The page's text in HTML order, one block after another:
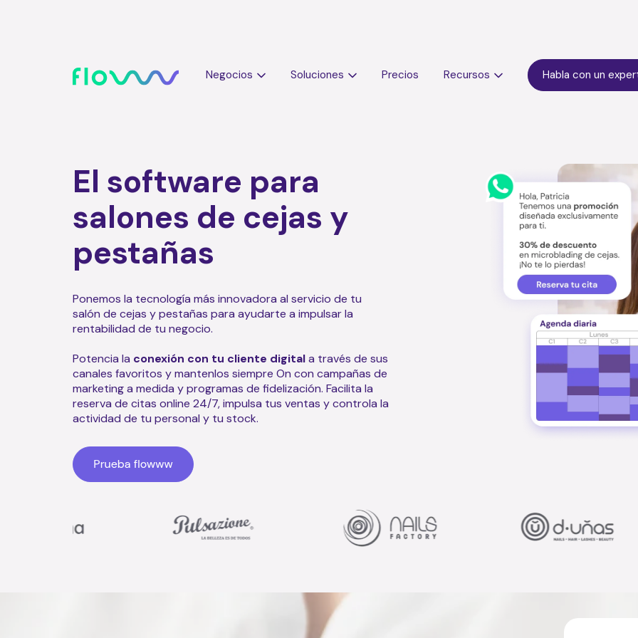
Negocios Soluciones Precios Recursos Habla con un
El software para
salones de cejas y
pestañas
Ponemos la tecnología más innovadora al servicio de tu
salón de cejas y pestañas para ayudarte a impulsar la
rentabilidad de tu negocio.
Potencia la conexión con tu cliente digitala través de sus
canales favoritos y mantenlos siempre On con campañas de
marketing a medida y programas de fidelización. Facilita la
reserva de citas online 24/7, impulsa tus ventas y controla la
actividad de tu personal y tu stock.